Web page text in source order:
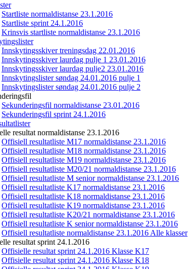
Startliste normaldistanse 23.1.2016
Startliste sprint 24.1.2016
Krinsvis startliste normaldistanse 23.1.2016
Innskytingsskiver treningsdag 22.01.2016
Innskytingsskiver laurdag pulje 1 23.01.2016
Innskytingsskiver laurdag pulje2 23.01.2016
Innskytingslister søndag 24.01.2016 pulje 1
Innskytingslister søndag 24.01.2016 pulje 2
Sekunderingsfil normaldistanse 23.01.2016
Sekunderingsfil sprint 24.1.2016
resultat normaldistanse 23.1.2016
Offisiell resultatliste M17 normaldistanse 23.1.2016
Offisiell resultatliste M18 normaldistanse 23.1.2016
Offisiell resultatliste M19 normaldistanse 23.1.2016
Offisiell resultatliste M20/21 normaldistanse 23.1.2016
Offisiell resultatliste M senior normaldistanse 23.1.2016
Offisiell resultatliste K17 normaldistanse 23.1.2016
Offisiell resultatliste K18 normaldistanse 23.1.2016
Offisiell resultatliste K19 normaldistanse 23.1.2016
Offisiell resultatliste K20/21 normaldistanse 23.1.2016
Offisiell resultatliste K senior normaldistanse 23.1.2016
Offisiell resultatliste normaldistanse 23.1.2016 Alle klasser
resultat sprint 24.1.2016
Offisielle resultat sprint 24.1.2016 Klasse K17
Offisielle resultat sprint 24.1.2016 Klasse K18